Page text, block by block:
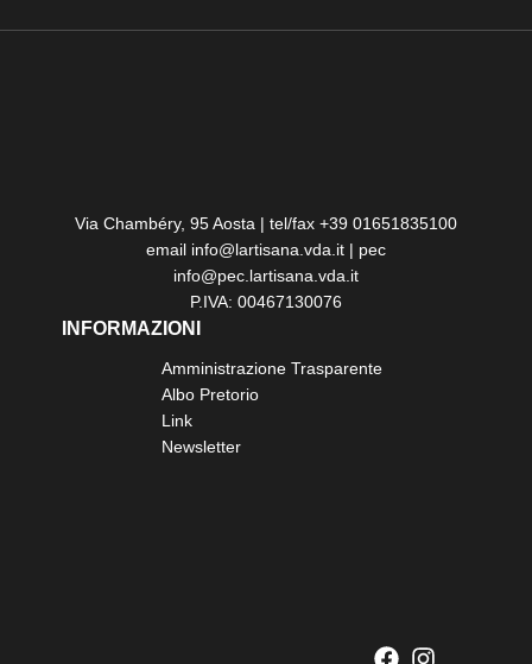
Via Chambéry, 95 Aosta | tel/fax +39 01651835100
email info@lartisana.vda.it | pec
info@pec.lartisana.vda.it
P.IVA: 00467130076
INFORMAZIONI
Amministrazione Trasparente
Albo Pretorio
Link
Newsletter